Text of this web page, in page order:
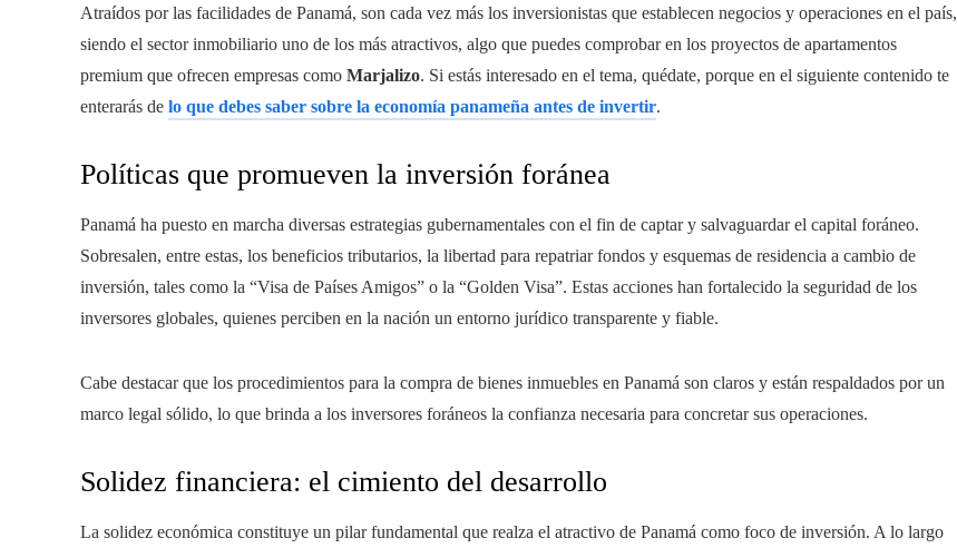
Atraídos por las facilidades de Panamá, son cada vez más los inversionistas que establecen negocios y operaciones en el país,
siendo el sector inmobiliario uno de los más atractivos, algo que puedes comprobar en los proyectos de apartamentos
premium que ofrecen empresas como Marjalizo. Si estás interesado en el tema, quédate, porque en el siguiente contenido te
enterarás de lo que debes saber sobre la economía panameña antes de invertir.
Políticas que promueven la inversión foránea
Panamá ha puesto en marcha diversas estrategias gubernamentales con el fin de captar y salvaguardar el capital foráneo.
Sobresalen, entre estas, los beneficios tributarios, la libertad para repatriar fondos y esquemas de residencia a cambio de
inversión, tales como la “Visa de Países Amigos” o la “Golden Visa”. Estas acciones han fortalecido la seguridad de los
inversores globales, quienes perciben en la nación un entorno jurídico transparente y fiable.
Cabe destacar que los procedimientos para la compra de bienes inmuebles en Panamá son claros y están respaldados por un
marco legal sólido, lo que brinda a los inversores foráneos la confianza necesaria para concretar sus operaciones.
Solidez financiera: el cimiento del desarrollo
La solidez económica constituye un pilar fundamental que realza el atractivo de Panamá como foco de inversión. A lo largo